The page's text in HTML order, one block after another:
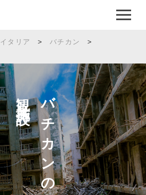
イタリア > バチカン
>
バチカンの
観光施設へ